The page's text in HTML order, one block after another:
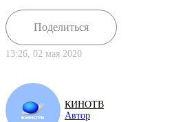
Поделиться
13:26, 02 мая 2020
КИНОТВ
Автор